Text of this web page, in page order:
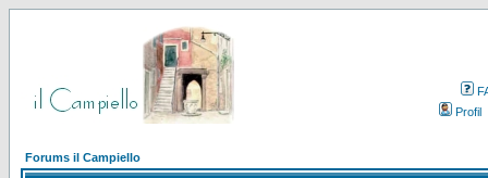
Profil
Forums il Campiello